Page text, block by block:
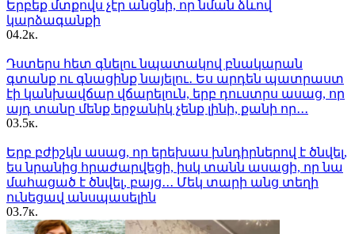
Երբեք մտքովս չէր անցնի, որ նման ձևով
կարձագանքի
04.2к.
Դստերս հետ գնելու նպատակով բնակարան
գտանք ու գնացինք նայելու․ Ես արդեն պատրաստ
էի կանխավճար վճարելուն, երբ դուստրս ասաց, որ
այդ տանը մենք երջանիկ չենք լինի, քանի որ․․․
03.5к.
Երբ բժիշկն ասաց, որ երեխաս խնդիրներով է ծնվել,
ես նրանից հրաժարվեցի, իսկ տանն ասացի, որ նա
մահացած է ծնվել, բայց․․․ Մեկ տարի անց տեղի
ունեցավ անսպասելին
03.7к.